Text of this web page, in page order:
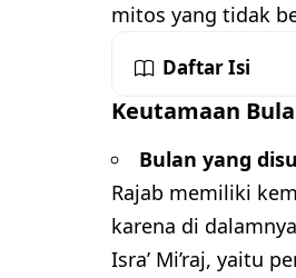
mitos yang tidak
Daftar Isi
Keutamaan
Bulan yang
Rajab memiliki
karena di
Isra’ Mi’raj, yaitu